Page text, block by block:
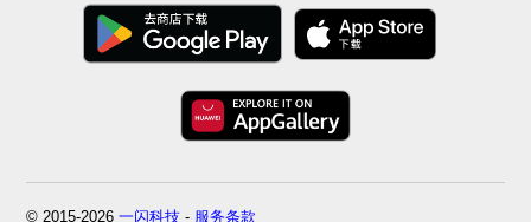
© 2015-2026一闪科技 - 服务条款